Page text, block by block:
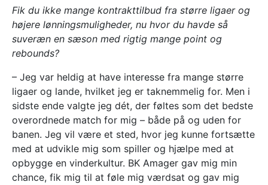
Fik du ikke mange kontrakttilbud fra større ligaer og
højere lønningsmuligheder, nu hvor du havde så
suveræn en sæson med rigtig mange point og
rebounds?
– Jeg var heldig at have interesse fra mange større
ligaer og lande, hvilket jeg er taknemmelig for. Men i
sidste ende valgte jeg dét, der føltes som det bedste
overordnede match for mig – både på og uden for
banen. Jeg vil være et sted, hvor jeg kunne fortsætte
med at udvikle mig som spiller og hjælpe med at
opbygge en vinderkultur. BK Amager gav mig min
chance, fik mig til at føle mig værdsat og gav mig